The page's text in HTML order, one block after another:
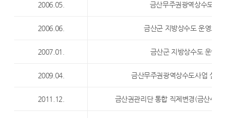
2006.05. 금산무주권광역상수도사
2006.06. 금산군 지방상수도 운영효
2007.01. 금산군 지방상수도 운영
2009.04. 금산무주권광역상수도사업 실시
2011.12. 금산권관리단 통합 직제변경(금산수